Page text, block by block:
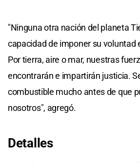
"Ninguna otra nación del planeta
capacidad de imponer su voluntad
Por tierra, aire o mar, nuestras
encontrarán e impartirán justicia.
combustible mucho antes de que
nosotros", agregó.
Detalles